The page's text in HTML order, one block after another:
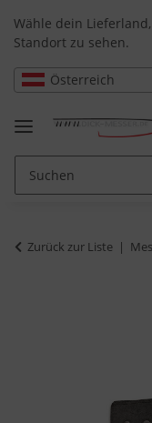
Wähle dein
Standort zu sehen.
Österreich
Zurück zur Liste